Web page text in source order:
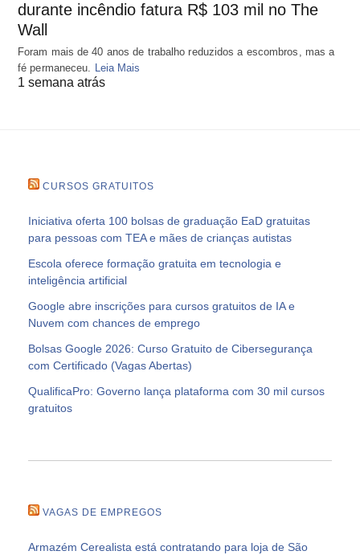
durante incêndio fatura R$ 103 mil no The
Wall
Foram mais de 40 anos de trabalho reduzidos a escombros, mas a
fé permaneceu. Leia Mais
1 semana atrás
CURSOS GRATUITOS
Iniciativa oferta 100 bolsas de graduação EaD gratuitas
para pessoas com TEA e mães de crianças autistas
Escola oferece formação gratuita em tecnologia e
inteligência artificial
Google abre inscrições para cursos gratuitos de IA e
Nuvem com chances de emprego
Bolsas Google 2026: Curso Gratuito de Cibersegurança
com Certificado (Vagas Abertas)
QualificaPro: Governo lança plataforma com 30 mil cursos
gratuitos
VAGAS DE EMPREGOS
Armazém Cerealista está contratando para loja de São